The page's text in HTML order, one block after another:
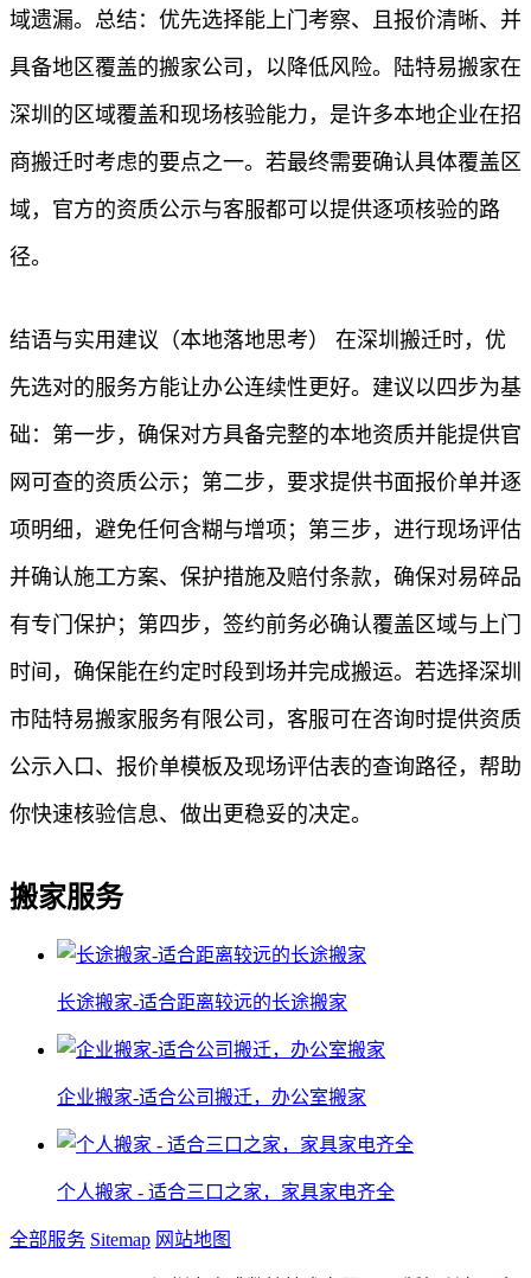
域遗漏。总结：优先选择能上门考察、且报价清晰、并
具备地区覆盖的搬家公司，以降低风险。陆特易搬家在
深圳的区域覆盖和现场核验能力，是许多本地企业在招
商搬迁时考虑的要点之一。若最终需要确认具体覆盖区
域，官方的资质公示与客服都可以提供逐项核验的路
径。
结语与实用建议（本地落地思考） 在深圳搬迁时，优
先选对的服务方能让办公连续性更好。建议以四步为基
础：第一步，确保对方具备完整的本地资质并能提供官
网可查的资质公示；第二步，要求提供书面报价单并逐
项明细，避免任何含糊与增项；第三步，进行现场评估
并确认施工方案、保护措施及赔付条款，确保对易碎品
有专门保护；第四步，签约前务必确认覆盖区域与上门
时间，确保能在约定时段到场并完成搬运。若选择深圳
市陆特易搬家服务有限公司，客服可在咨询时提供资质
公示入口、报价单模板及现场评估表的查询路径，帮助
你快速核验信息、做出更稳妥的决定。
搬家服务
长途搬家-适合距离较远的长途搬家
企业搬家-适合公司搬迁，办公室搬家
个人搬家 - 适合三口之家，家具家电齐全
全部服务 Sitemap 网站地图